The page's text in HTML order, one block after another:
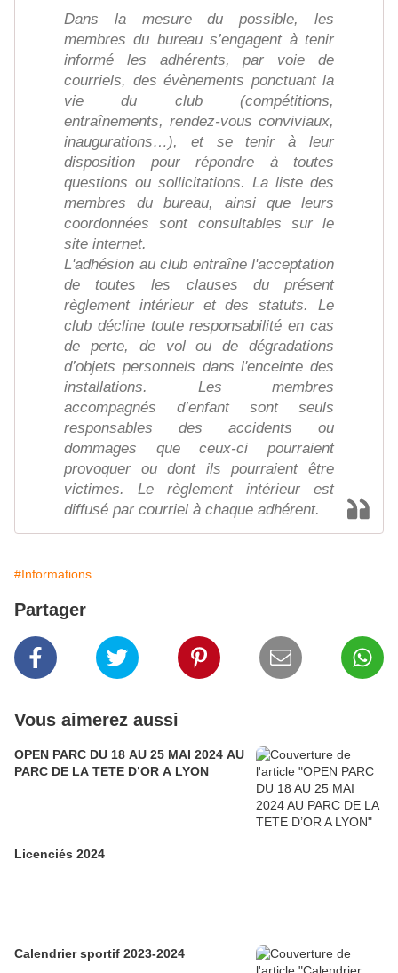
Dans la mesure du possible, les
membres du bureau s’engagent à tenir
informé les adhérents, par voie de
courriels, des évènements ponctuant la
vie du club (compétitions,
entraînements, rendez-vous conviviaux,
inaugurations…), et se tenir à leur
disposition pour répondre à toutes
questions ou sollicitations. La liste des
membres du bureau, ainsi que leurs
coordonnées sont consultables sur le
site internet.
L'adhésion au club entraîne l'acceptation
de toutes les clauses du présent
règlement intérieur et des statuts. Le
club décline toute responsabilité en cas
de perte, de vol ou de dégradations
d’objets personnels dans l'enceinte des
installations. Les membres
accompagnés d’enfant sont seuls
responsables des accidents ou
dommages que ceux-ci pourraient
provoquer ou dont ils pourraient être
victimes. Le règlement intérieur est
diffusé par courriel à chaque adhérent.
#Informations
Partager
Vous aimerez aussi
OPEN PARC DU 18 AU 25 MAI 2024 AU
PARC DE LA TETE D’OR A LYON
Licenciés 2024
Calendrier sportif 2023-2024